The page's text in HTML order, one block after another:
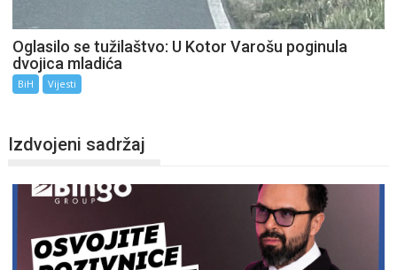
Oglasilo se tužilaštvo: U Kotor Varošu poginula
dvojica mladića
BiH Vijesti
Izdvojeni sadržaj